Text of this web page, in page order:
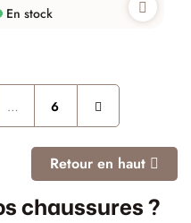
En stock
… 6
Retour en haut
chaussures ?